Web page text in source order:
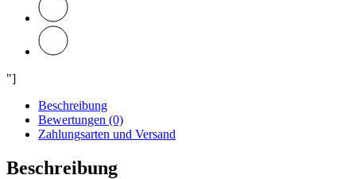
"]
Beschreibung
Bewertungen (0)
Zahlungsarten und Versand
Beschreibung